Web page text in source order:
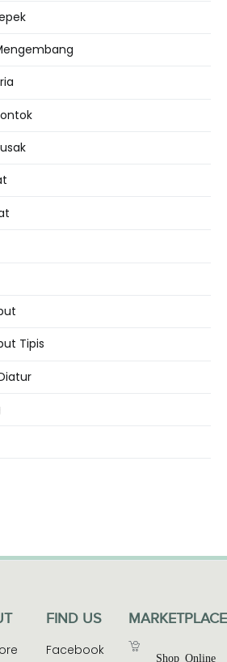
Tipis
FIND US
Facebook
MARKETPLACE
Shop Online